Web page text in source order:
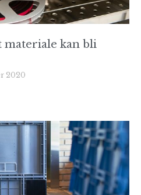
materiale kan bli
2020